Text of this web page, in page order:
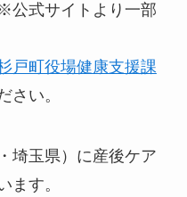
公式サイトより一部
戸町役場健康支援課
さい。
埼玉県）に産後ケア
ます。